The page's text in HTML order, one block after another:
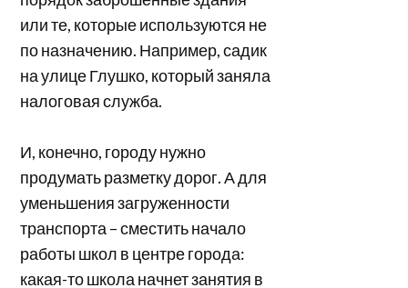
или те, которые используются не
по назначению. Например, садик
на улице Глушко, который заняла
налоговая служба.
И, конечно, городу нужно
продумать разметку дорог. А для
уменьшения загруженности
транспорта – сместить начало
работы школ в центре города:
какая-то школа начнет занятия в